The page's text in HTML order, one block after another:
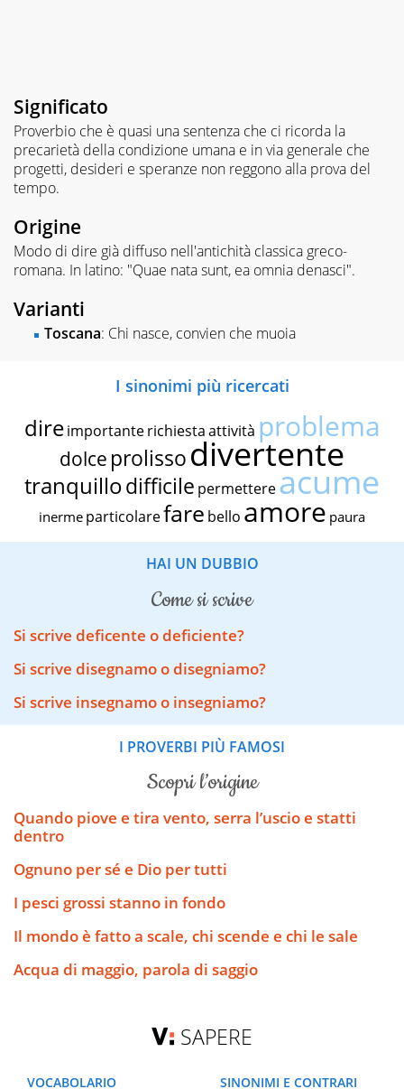
Significato
Proverbio che è quasi una sentenza che ci ricorda la
precarietà della condizione umana e in via generale che
progetti, desideri e speranze non reggono alla prova del
tempo.
Origine
Modo di dire già diffuso nell'antichità classica greco-
romana. In latino: "Quae nata sunt, ea omnia denasci".
Varianti
Toscana: Chi nasce, convien che muoia
I sinonimi più ricercati
dire importante richiestaattività problema
dolce prolissodivertente
tranquillodifficile permettereacume
inerme particolarefare bello amore paura
HAI UN DUBBIO
come si scrive
Si scrive deficente o deficiente?
Si scrive disegnamo o disegniamo?
Si scrive insegnamo o insegniamo?
I PROVERBI PIÙ FAMOSI
scopri l’origine
Quando piove e tira vento, serra l’uscio e statti
dentro
Ognuno per sé e Dio per tutti
I pesci grossi stanno in fondo
Il mondo è fatto a scale, chi scende e chi le sale
Acqua di maggio, parola di saggio
SAPERE
VOCABOLARIO
SINONIMI E CONTRARI